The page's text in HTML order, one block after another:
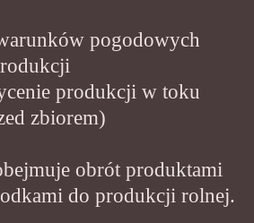
pogodowych
produkcji w toku
zbiorem)
obrót produktami
do produkcji rolnej.